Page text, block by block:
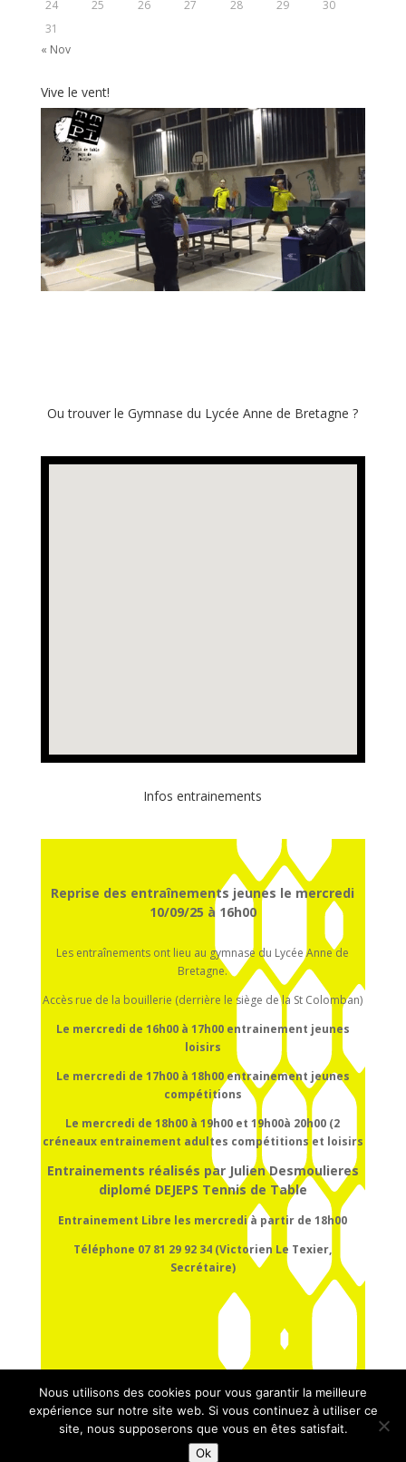
24
25 26 27 28 29
30
31
« Nov
Vive le vent!
Ou trouver le Gymnase du Lycée Anne de Bretagne ?
Infos entrainements
Reprise des entraînements jeunes le mercredi
10/09/25 à 16h00
Les entraînements ont lieu au gymnase du Lycée Anne de
Bretagne.
Accès rue de la bouillerie (derrière le siège de la St Colomban)
Le mercredi de 16h00 à 17h00 entrainement jeunes
loisirs
Le mercredi de 17h00 à 18h00entrainement jeunes
compétitions
Le mercredi de 18h00 à 19h00 et 19h00à 20h00 (2
créneaux entrainement adultes compétitions et loisirs
Entrainements réalisés par Julien Desmoulieres
diplomé DEJEPS Tennis de Table
Entrainement Libre les mercredi à partir de 18h00
Téléphone 07 81 29 92 34 (Victorien Le Texier,
Secrétaire)
Nous utilisons des cookies pour vous garantir la meilleure
expérience sur notre site web. Si vous continuez à utiliser ce
site, nous supposerons que vous en êtes satisfait.
Ok